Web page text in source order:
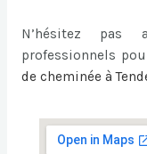
N’hésitez
professionnels
de cheminée à